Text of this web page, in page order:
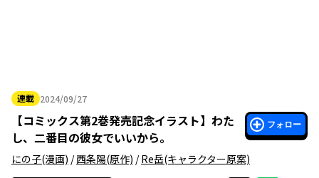
連載 2024/09/27
2024年09月27日
【コミックス第2巻発売記念イラスト】 わた
し、二番目の彼女でいいから。
フォロー
にの子(漫画) /西条陽(原作) /Re岳(キャラクター原案)